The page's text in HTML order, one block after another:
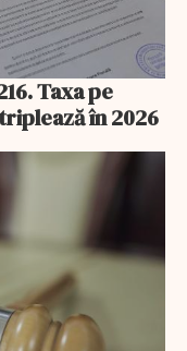
Taxa pe
în 2026